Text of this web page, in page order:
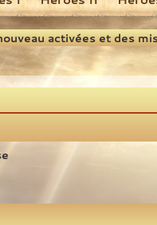
activées et des